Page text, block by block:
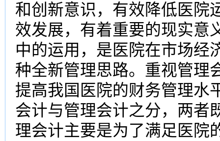
和创新意识，有效降低医院
效发展，有着重要的现实意
中的运用，是医院在市场经
种全新管理思路。重视管理
提高我国医院的财务管理水
会计与管理会计之分，两者
理会计主要是为了满足医院